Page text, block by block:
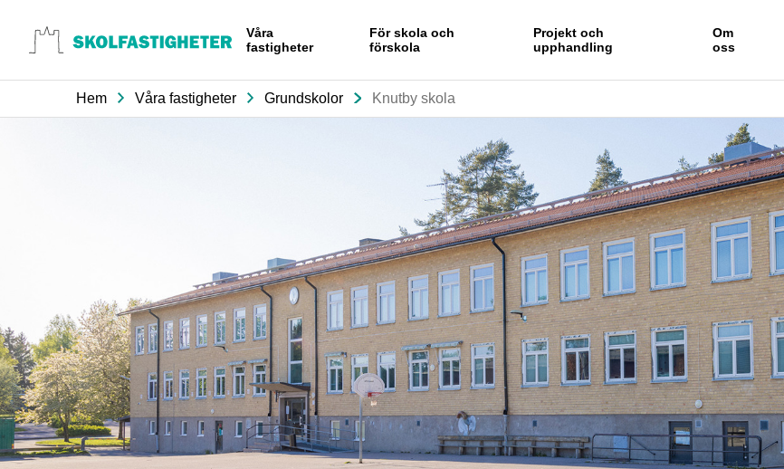
innehåll
Våra
fastigheter
För skola och
förskola
Projekt och
upphandling
Om
oss
Hem Våra fastigheter Grundskolor Knutby skola